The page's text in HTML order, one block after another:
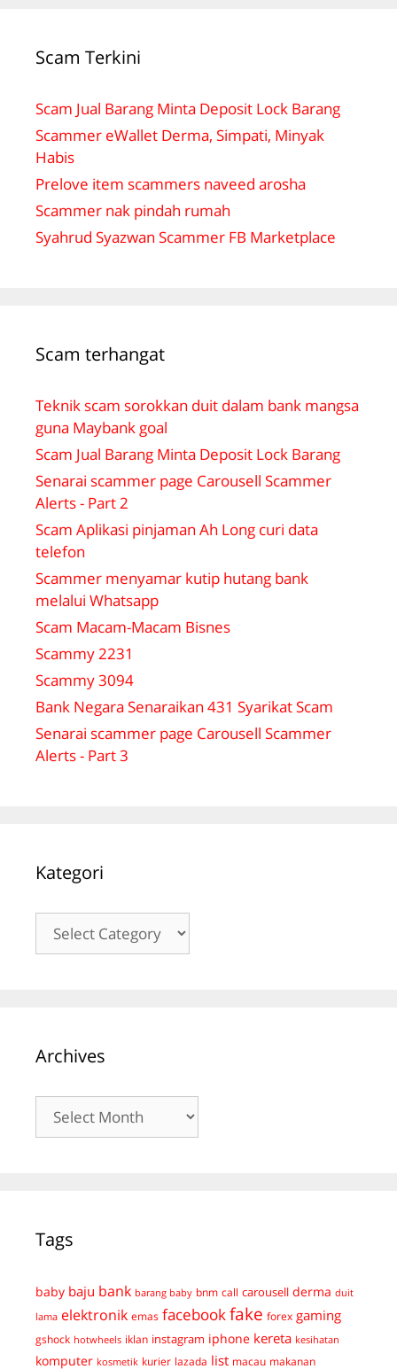
Scam Terkini
Scam Jual Barang Minta Deposit Lock Barang
Scammer eWallet Derma, Simpati, Minyak
Habis
Prelove item scammers naveed arosha
Scammer nak pindah rumah
Syahrud Syazwan Scammer FB Marketplace
Scam terhangat
Teknik scam sorokkan duit dalam bank mangsa
guna Maybank goal
Scam Jual Barang Minta Deposit Lock Barang
Senarai scammer page Carousell Scammer
Alerts - Part 2
Scam Aplikasi pinjaman Ah Long curi data
telefon
Scammer menyamar kutip hutang bank
melalui Whatsapp
Scam Macam-Macam Bisnes
Scammy 2231
Scammy 3094
Bank Negara Senaraikan 431 Syarikat Scam
Senarai scammer page Carousell Scammer
Alerts - Part 3
Kategori
Kategori
Archives
Archives
Tags
baby baju bank barang baby bnm call carousell derma duit
lama elektronik emas facebookfake forex gaming
gshock hotwheels iklan instagram iphone kereta kesihatan
komputer kosmetik kurier lazada list macau makanan